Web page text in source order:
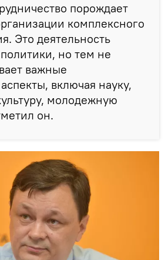
порождает
комплексного
Это деятельность
но тем не
важные
включая науку,
молодежную
он.